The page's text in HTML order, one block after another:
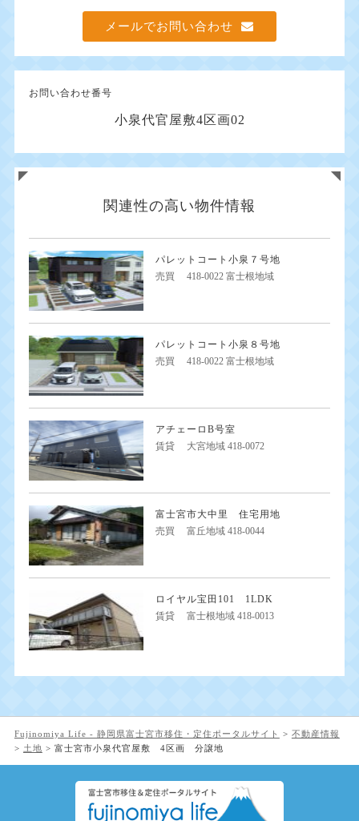
メールでお問い合わせ
お問い合わせ番号
小泉代官屋敷4区画02
関連性の高い物件情報
パレットコート小泉７号地
売買 418-0022 富士根地域
パレットコート小泉８号地
売買 418-0022 富士根地域
アチェーロB号室
賃貸 大宮地域 418-0072
富士宮市大中里 住宅用地
売買 富丘地域 418-0044
ロイヤル宝田101 1LDK
賃貸 富士根地域 418-0013
Fujinomiya Life - 静岡県富士宮市移住・定住ポータルサイト > 不動産情報
> 土地 > 富士宮市小泉代官屋敷 4区画 分譲地